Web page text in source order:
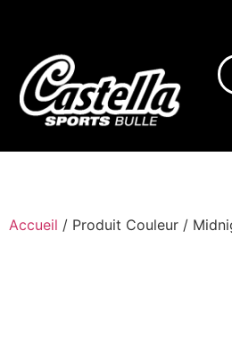
Accueil / Produit Couleur /